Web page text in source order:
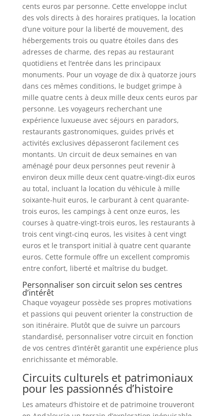
cents euros par personne. Cette enveloppe inclut
des vols directs à des horaires pratiques, la location
d’une voiture pour la liberté de mouvement, des
hébergements trois ou quatre étoiles dans des
adresses de charme, des repas au restaurant
quotidiens et l’entrée dans les principaux
monuments. Pour un voyage de dix à quatorze jours
dans ces mêmes conditions, le budget grimpe à
mille quatre cents à deux mille deux cents euros par
personne. Les voyageurs recherchant une
expérience luxueuse avec séjours en paradors,
restaurants gastronomiques, guides privés et
activités exclusives dépasseront facilement ces
montants. Un circuit de deux semaines en van
aménagé pour deux personnes peut revenir à
environ deux mille deux cent quatre-vingt-dix euros
au total, incluant la location du véhicule à mille
soixante-huit euros, le carburant à cent quarante-
trois euros, les campings à cent onze euros, les
courses à quatre-vingt-trois euros, les restaurants à
trois cent vingt-cinq euros, les visites à cent vingt
euros et le transport initial à quatre cent quarante
euros. Cette formule offre un excellent compromis
entre confort, liberté et maîtrise du budget.
Personnaliser son circuit selon ses centres
d’intérêt
Chaque voyageur possède ses propres motivations
et passions qui peuvent orienter la construction de
son itinéraire. Plutôt que de suivre un parcours
standardisé, personnaliser votre circuit en fonction
de vos centres d’intérêt garantit une expérience plus
enrichissante et mémorable.
Circuits culturels et patrimoniaux
pour les passionnés d’histoire
Les amateurs d’histoire et de patrimoine trouveront